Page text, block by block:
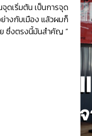
จุดเริ่มต้น เป็นการจุด
ย่างกับเมือง แล้วผมก็
ซึ่งตรงนี้มันสำคัญ ”